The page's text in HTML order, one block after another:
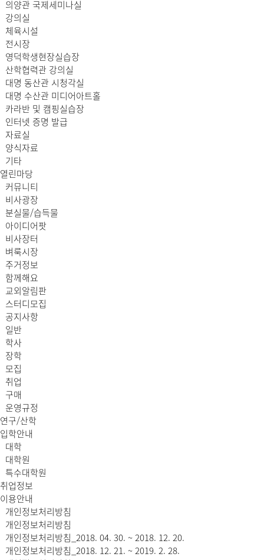
의양관 국제세미나실
강의실
체육시설
전시장
영덕학생현장실습장
산학협력관 강의실
대명 동산관 시청각실
대명 수산관 미디어아트홀
카라반 및 캠핑실습장
인터넷 증명 발급
자료실
양식자료
기타
열린마당
커뮤니티
비사광장
분실물/습득물
아이디어팟
비사장터
벼룩시장
주거정보
함께해요
교외알림판
스터디모집
공지사항
일반
학사
장학
모집
취업
구매
운영규정
연구/산학
입학안내
대학
대학원
특수대학원
취업정보
이용안내
개인정보처리방침
개인정보처리방침
개인정보처리방침_2018. 04. 30. ~ 2018. 12. 20.
개인정보처리방침_2018. 12. 21. ~ 2019. 2. 28.